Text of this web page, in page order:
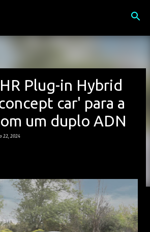
para o conteúdo principal
Plug-in Hybrid
car' para a
um duplo ADN
22, 2024